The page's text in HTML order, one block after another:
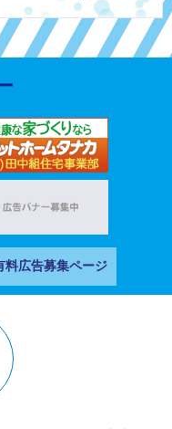
料広告募集ページ